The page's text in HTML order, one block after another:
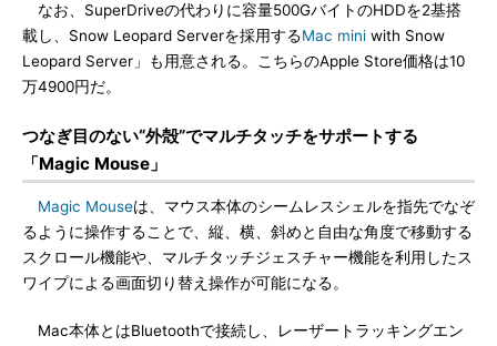
なお、SuperDriveの代わりに容量500GバイトのHDDを2基搭
載し、Snow Leopard Serverを採用するMac mini with Snow
Leopard Server」も用意される。こちらのApple Store価格は10
万4900円だ。
つなぎ目のない“外殻”でマルチタッチをサポートする
「Magic Mouse」
Magic Mouseは、マウス本体のシームレスシェルを指先でなぞ
るように操作することで、縦、横、斜めと自由な角度で移動する
スクロール機能や、マルチタッチジェスチャー機能を利用したス
ワイプによる画面切り替え操作が可能になる。
Mac本体とはBluetoothで接続し、レーザートラッキングエン